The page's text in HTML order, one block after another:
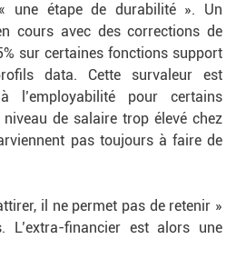
une étape de durabilité ». Un
cours avec des corrections de
sur certaines fonctions support
data. Cette survaleur est
l’employabilité pour certains
de salaire trop élevé chez
pas toujours à faire de
il ne permet pas de retenir »
L’extra-financier est alors une